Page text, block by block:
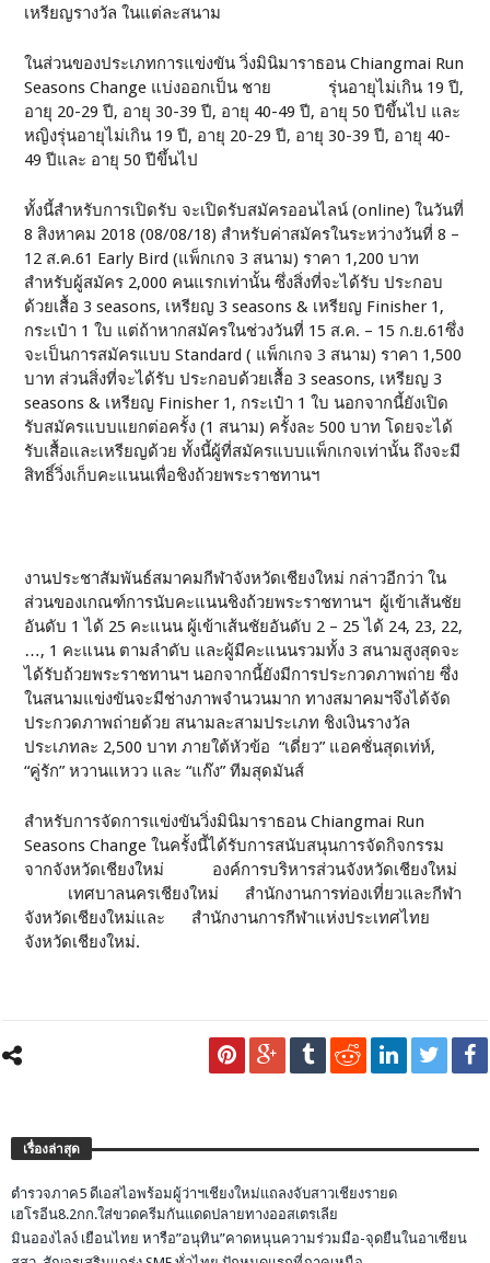
เหรียญรางวัล ในแต่ละสนาม
ในส่วนของประเภทการแข่งขัน วิ่งมินิมาราธอน Chiangmai Run
Seasons Change แบ่งออกเป็น ชาย รุ่นอายุไม่เกิน 19 ปี,
อายุ 20-29 ปี, อายุ 30-39 ปี, อายุ 40-49 ปี, อายุ 50 ปีขึ้นไป และ
หญิงรุ่นอายุไม่เกิน 19 ปี, อายุ 20-29 ปี, อายุ 30-39 ปี, อายุ 40-
49 ปีและ อายุ 50 ปีขึ้นไป
ทั้งนี้สำหรับการเปิดรับ จะเปิดรับสมัครออนไลน์ (online) ในวันที่
8 สิงหาคม 2018 (08/08/18) สำหรับค่าสมัครในระหว่างวันที่ 8 –
12 ส.ค.61 Early Bird (แพ็กเกจ 3 สนาม) ราคา 1,200 บาท
สำหรับผู้สมัคร 2,000 คนแรกเท่านั้น ซึ่งสิ่งที่จะได้รับ ประกอบ
ด้วยเสื้อ 3 seasons, เหรียญ 3 seasons & เหรียญ Finisher 1,
กระเป๋า 1 ใบ แต่ถ้าหากสมัครในช่วงวันที่ 15 ส.ค. – 15 ก.ย.61ซึ่ง
จะเป็นการสมัครแบบ Standard ( แพ็กเกจ 3 สนาม) ราคา 1,500
บาท ส่วนสิ่งที่จะได้รับ ประกอบด้วยเสื้อ 3 seasons, เหรียญ 3
seasons & เหรียญ Finisher 1, กระเป๋า 1 ใบ นอกจากนี้ยังเปิด
รับสมัครแบบแยกต่อครั้ง (1 สนาม) ครั้งละ 500 บาท โดยจะได้
รับเสื้อและเหรียญด้วย ทั้งนี้ผู้ที่สมัครแบบแพ็กเกจเท่านั้น ถึงจะมี
สิทธิ์วิ่งเก็บคะแนนเพื่อชิงถ้วยพระราชทานฯ
งานประชาสัมพันธ์สมาคมกีฬาจังหวัดเชียงใหม่ กล่าวอีกว่า ใน
ส่วนของเกณฑ์การนับคะแนนชิงถ้วยพระราชทานฯ ผู้เข้าเส้นชัย
อันดับ 1 ได้ 25 คะแนน ผู้เข้าเส้นชัยอันดับ 2 – 25 ได้ 24, 23, 22,
…, 1 คะแนน ตามลำดับ และผู้มีคะแนนรวมทั้ง 3 สนามสูงสุดจะ
ได้รับถ้วยพระราชทานฯ นอกจากนี้ยังมีการประกวดภาพถ่าย ซึ่ง
ในสนามแข่งขันจะมีช่างภาพจำนวนมาก ทางสมาคมฯจึงได้จัด
ประกวดภาพถ่ายด้วย สนามละสามประเภท ชิงเงินรางวัล
ประเภทละ 2,500 บาท ภายใต้หัวข้อ “เดี่ยว” แอคชั่นสุดเท่ห์,
“คู่รัก” หวานแหวว และ “แก๊ง” ทีมสุดมันส์
สำหรับการจัดการแข่งขันวิ่งมินิมาราธอน Chiangmai Run
Seasons Change ในครั้งนี้ได้รับการสนับสนุนการจัดกิจกรรม
จากจังหวัดเชียงใหม่ องค์การบริหารส่วนจังหวัดเชียงใหม่
เทศบาลนครเชียงใหม่ สำนักงานการท่องเที่ยวและกีฬา
จังหวัดเชียงใหม่และ สำนักงานการกีฬาแห่งประเทศไทย
จังหวัดเชียงใหม่.
เรื่องล่าสุด
ตำรวจภาค5 ดีเอสไอพร้อมผู้ว่าฯเชียงใหม่แถลงจับสาวเชียงรายด
เฮโรอีน8.2กก.ใส่ขวดครีมกันแดดปลายทางออสเตรเลีย
มินอองไลง์ เยือนไทย หารือ”อนุทิน”คาดหนุนความร่วมมือ-จุดยืนในอาเซียน